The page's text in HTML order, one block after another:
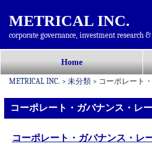
METRICAL INC.
corporate governance, investment research
メインメニュー
ン
ン
ツ
へ
Home
METRICAL INC. > 未分類 > コーポレート
コーポレート・ガバナンス・レ
コーポレート・ガバナンス・レ